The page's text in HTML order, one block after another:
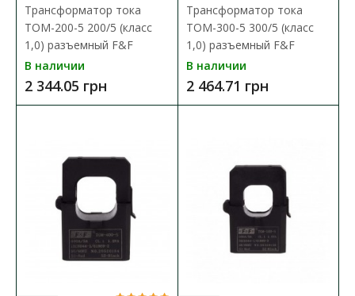
разъемный F&F
Доступность: В наличии
Трансформатор тока служит пропорциональному изменению
больших токов на меньшие значения, адаптирован..
2 344.05 грн
Трансформатор тока
TOM-200-5 200/5 (класс
1,0) разъемный F&F
В наличии
2 344.05 грн
Трансформатор тока
TOM-300-5 300/5 (класс
1,0) разъемный F&F
В наличии
2 464.71 грн